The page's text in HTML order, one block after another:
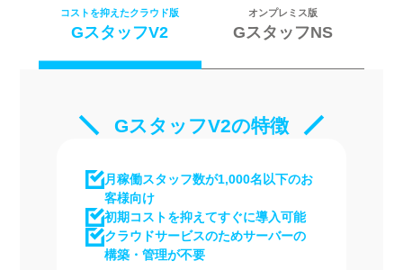
コストを抑えたクラウド版
GスタッフV2
オンプレミス版
GスタッフNS
GスタッフV2の特徴
月稼働スタッフ数が1,000名以下のお
客様向け
初期コストを抑えてすぐに導入可能
クラウドサービスのためサーバーの
構築・管理が不要